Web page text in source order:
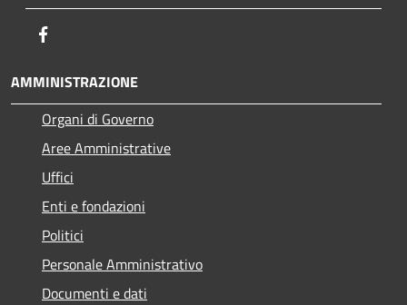
AMMINISTRAZIONE
Organi di Governo
Aree Amministrative
Uffici
Enti e fondazioni
Politici
Personale Amministrativo
Documenti e dati